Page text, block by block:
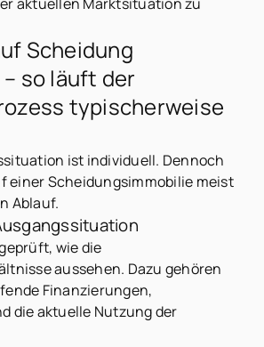
Scheidung
so läuft der
typischerweise
ist individuell. Dennoch
einer Scheidungsimmobilie meist
Ablauf.
wie die
aussehen. Dazu gehören
Finanzierungen,
die aktuelle Nutzung der